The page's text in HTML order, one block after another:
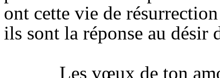
ont cette vie de
ils sont la réponse au désir
Les vœux de ton